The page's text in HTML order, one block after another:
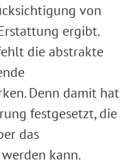
von
ergibt.
die abstrakte
Denn damit hat
festgesetzt, die
das
kann.